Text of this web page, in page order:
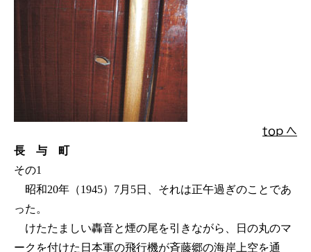
ｔｏｐ へ
長 与 町
その1
昭和20年（1945）7月5日、それは正午過ぎのことであ
った。
けたたましい轟音と煙の尾を引きながら、日の丸のマ
ークを付けた日本軍の飛行機が斉藤郷の海岸上空を通